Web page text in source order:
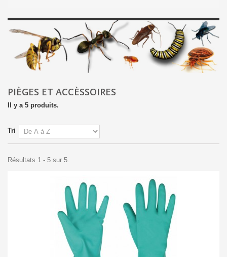
PIÈGES ET ACCÈSSOIRES
Il y a 5 produits.
Tri
Résultats 1 - 5 sur 5.